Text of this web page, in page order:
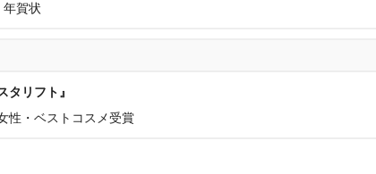
賀状
タリフト』
性・ベストコスメ受賞